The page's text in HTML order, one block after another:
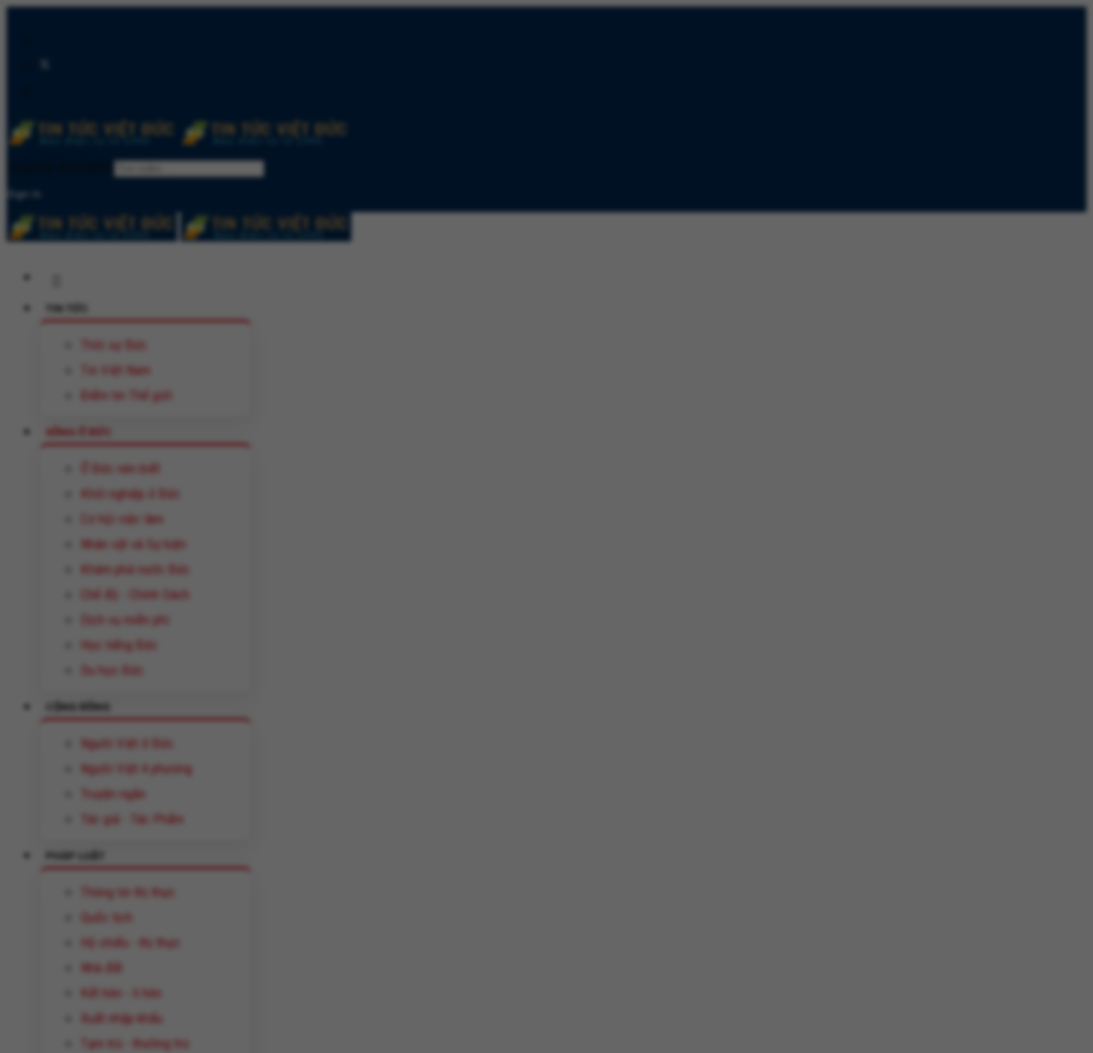
Sign In
TIN TỨC
Thời sự Đức
Tin Việt Nam
Điểm tin Thế giới
SỐNG Ở ĐỨC
Ở Đức nên biết
Khởi nghiệp ở Đức
Cơ hội việc làm
Nhân vật và Sự kiện
Khám phá nước Đức
Chế độ - Chính Sách
Dịch vụ miễn phí
Học tiếng Đức
Du học Đức
CỘNG ĐỒNG
Người Việt ở Đức
Người Việt 4 phương
Truyện ngắn
Tác giả - Tác Phẩm
Thông tin thị thực
Quốc tịch
Hộ chiếu - thị thực
Nhà đất
Kết hôn - li hôn
Xuất nhập khẩu
Tạm trú - thường trú